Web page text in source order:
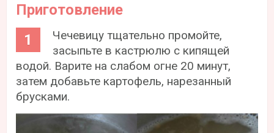
Приготовление
Чечевицу тщательно промойте,
засыпьте в кастрюлю с кипящей
водой. Варите на слабом огне 20 минут,
затем добавьте картофель, нарезанный
брусками.